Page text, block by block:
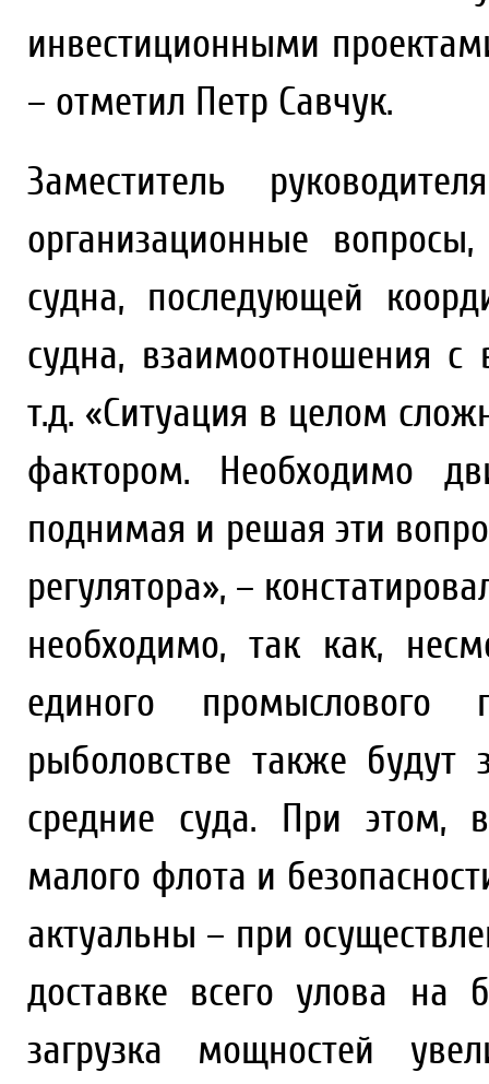
инвестиционными
– отметил Петр Савчук.
Заместитель
организационные
судна, последующей
судна, взаимоотношения
т.д. «Ситуация в целом
фактором. Необходимо
поднимая и решая эти
регулятора», –
необходимо, так как,
единого промыслового
рыболовстве также будут
средние суда. При этом,
малого флота и
актуальны – при
доставке всего улова
загрузка мощностей